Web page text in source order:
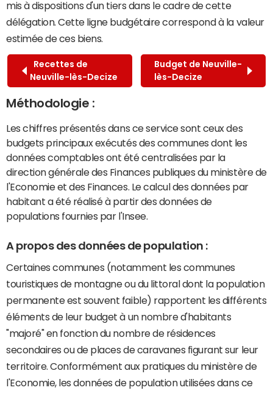
mis à dispositions d'un tiers dans le cadre de cette
délégation. Cette ligne budgétaire correspond à la valeur
estimée de ces biens.
Recettes de
Neuville-lès-Decize
Budget de Neuville-
lès-Decize
Méthodologie :
Les chiffres présentés dans ce service sont ceux des
budgets principaux exécutés des communes dont les
données comptables ont été centralisées par la
direction générale des Finances publiques du ministère de
l'Economie et des Finances. Le calcul des données par
habitant a été réalisé à partir des données de
populations fournies par l'Insee.
A propos des données de population :
Certaines communes (notamment les communes
touristiques de montagne ou du littoral dont la population
permanente est souvent faible) rapportent les différents
éléments de leur budget à un nombre d'habitants
"majoré" en fonction du nombre de résidences
secondaires ou de places de caravanes figurant sur leur
territoire. Conformément aux pratiques du ministère de
l'Economie, les données de population utilisées dans ce